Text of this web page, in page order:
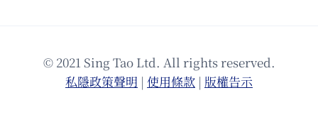
© 2021 Sing Tao Ltd. All rights reserved.
私隱政策聲明 | 使⽤條款 | 版權告⽰